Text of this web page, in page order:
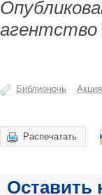
агентство
Библионочь Акция
Распечатать
Оставить